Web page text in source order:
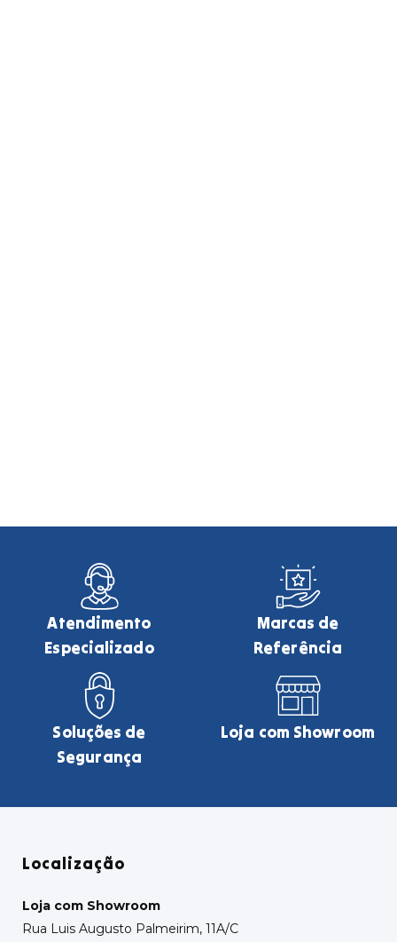
Atendimento
Especializado
Marcas de
Referência
Soluções de
Segurança
Loja com Showroom
Localização
Loja com Showroom
Rua Luis Augusto Palmeirim, 11A/C